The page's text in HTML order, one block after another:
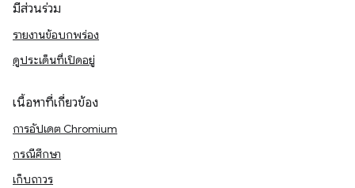
มีส่วนร่วม
รายงานข้อบกพร่อง
ดูประเด็นที่เปิดอยู่
เนื้อหาที่เกี่ยวข้อง
การอัปเดต Chromium
กรณีศึกษา
เก็บถาวร